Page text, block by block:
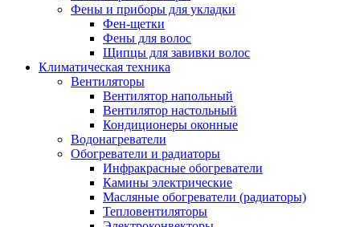
Фены и приборы для укладки
Фен-щетки
Фены для волос
Щипцы для завивки волос
Климатическая техника
Вентиляторы
Вентилятор напольный
Вентилятор настольный
Кондиционеры оконные
Водонагреватели
Обогреватели и радиаторы
Инфракрасные обогреватели
Камины электрические
Масляные обогреватели (радиаторы)
Тепловентиляторы